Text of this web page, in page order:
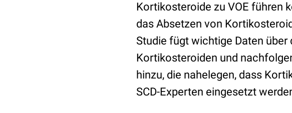
Kortikosteroide zu VOE führen
das Absetzen von
Studie fügt wichtige Daten
Kortikosteroiden und
hinzu, die nahelegen, dass
SCD-Experten eingesetzt